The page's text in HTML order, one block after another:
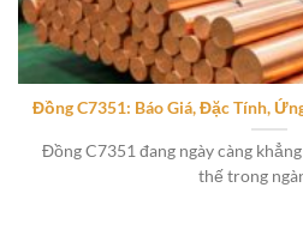
Đồng C7351: Báo Giá, Đặc Tính,
Đồng C7351 đang ngày càng
thế trong